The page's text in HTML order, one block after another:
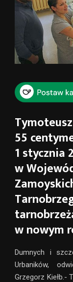
55
1 stycznia
w
w nowym
Dumnych i
Urbaników,
Grzegorz Kiełb.-